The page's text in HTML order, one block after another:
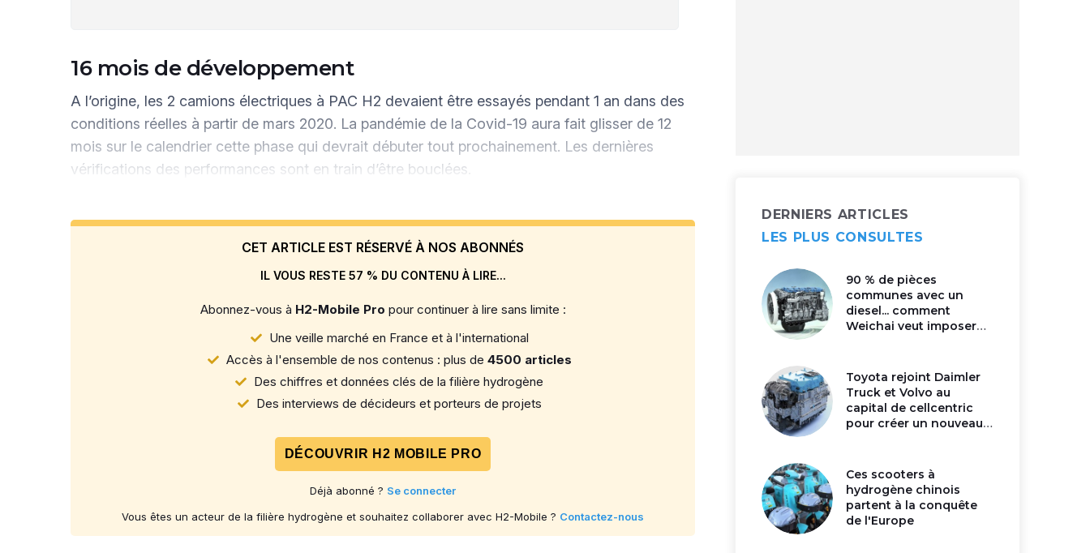
16 mois de développement
A l’origine, les 2 camions électriques à PAC H2 devaient être essayés pendant 1 an dans des
conditions réelles à partir de mars 2020. La pandémie de la Covid-19 aura fait glisser de 12
mois sur le calendrier cette phase qui devrait débuter tout prochainement. Les dernières
vérifications des performances sont en train d’être bouclées.
CET ARTICLE EST RÉSERVÉ À NOS ABONNÉS
IL VOUS RESTE 57 % DU CONTENU À LIRE...
Abonnez-vous à H2-Mobile Pro pour continuer à lire sans limite :
Une veille marché en France et à l'international
Accès à l'ensemble de nos contenus : plus de 4500 articles
Des chiffres et données clés de la filière hydrogène
Des interviews de décideurs et porteurs de projets
DÉCOUVRIR H2 MOBILE PRO
Déjà abonné ? Se connecter
Vous êtes un acteur de la filière hydrogène et souhaitez collaborer avec H2-Mobile ? Contactez-nous
DERNIERS ARTICLES
LES PLUS CONSULTES
90 % de pièces
communes avec un
diesel... comment
Weichai veut imposer
Toyota rejoint Daimler
Truck et Volvo au
capital de cellcentric
pour créer un nouveau
Ces scooters à
hydrogène chinois
partent à la conquête
de l'Europe